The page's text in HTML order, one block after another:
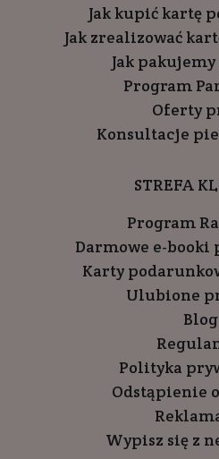
Jak kupić kartę
Jak zrealizować
Jak
Program
Oferty
Konsultacje
STREFA
Program
Darmowe e-booki
Karty
Ulubione
Blog
Polityka
Odstąpienie
Wypisz się z